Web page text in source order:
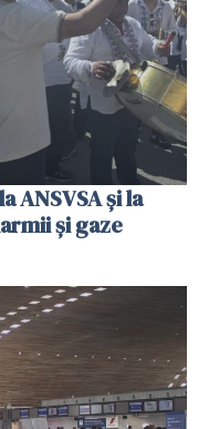
ANSVSA și la
și gaze